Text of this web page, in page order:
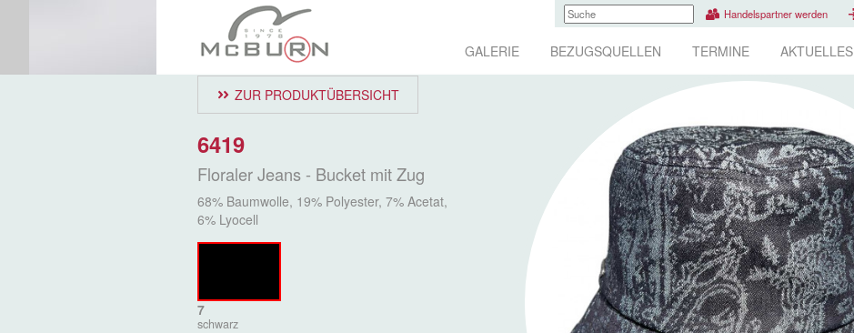
Handelspartner werden
GALERIE BEZUGSQUELLEN TERMINE AKTUELLES
ZUR PRODUKTÜBERSICHT
6419
Floraler Jeans - Bucket mit Zug
68% Baumwolle, 19% Polyester, 7% Acetat,
6% Lyocell
7
schwarz